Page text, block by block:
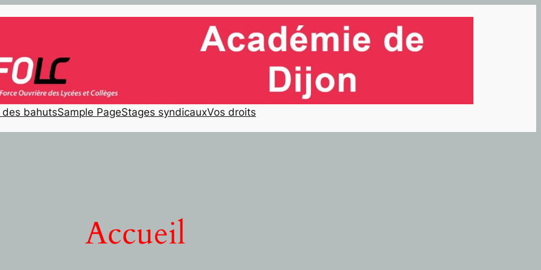
des bahutsSample PageStages syndicauxVos droits
Accueil